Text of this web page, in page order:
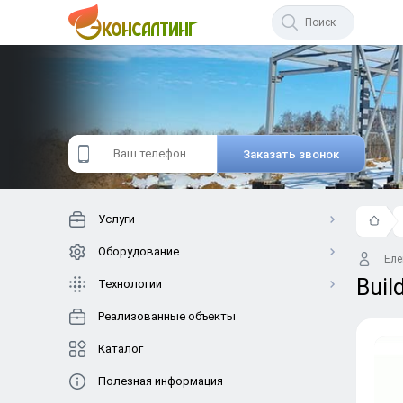
Начните
вводить
Заказать звонок
Услуги
Оборудование
Технологии
Реализованные объекты
Каталог
Полезная информация